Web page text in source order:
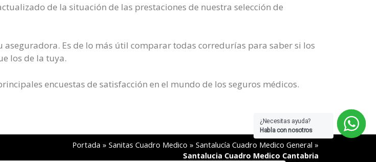
¿Necesitas ayuda?
Habla con nosotros
de la situación de las prestaciones de nuestra selección de
aseguradora. Es de lo más útil comparar todas corredurías para saber si los
los de la tuya.
encuestas de satisfacción en el mundo de los seguros médicos.
Portada » Sanitas Cuadro Medico » Santalucía Cuadro Medico General »
Santalucia Cuadro Medico Cantabria